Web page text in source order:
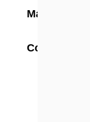
Материал
Соединения